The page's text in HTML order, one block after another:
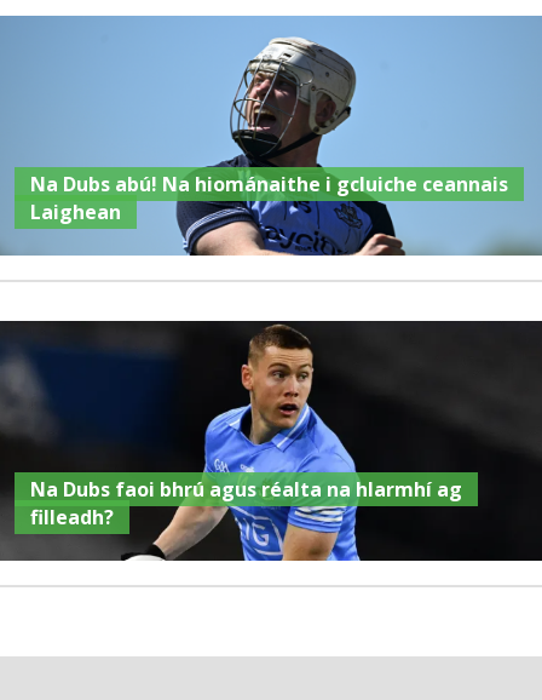
Na Dubs abú! Na hiománaithe i gcluiche ceannais
Laighean
Na Dubs faoi bhrú agus réalta na hIarmhí ag
filleadh?